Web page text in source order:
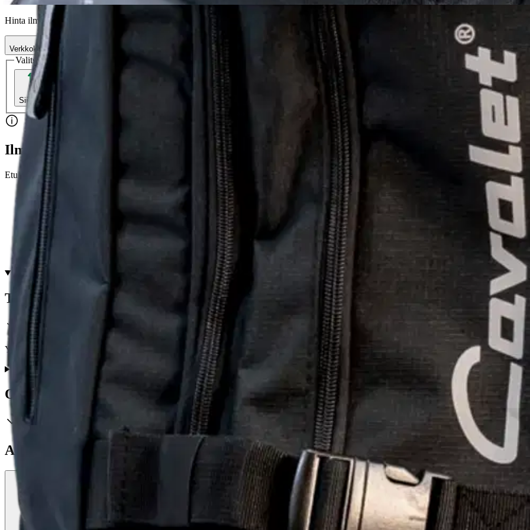
Hinta ilman S-Etukorttia:
Verkkokaupan hinta
Valitse toimitustapa
Nouto myymälästä
Ilmainen
Siirry valitsemaan myymälä
Ilmainen toimitus yli 100 €:n tilauksille Postin pakettiautomaattiin tai
Etu ei koske Suuri‑lisäpalvelulla toimitettavia tuotteita.
Tarkista myymäläsaatavuus
Tuotekuvaus
Yhdessä lentolaukku ja reppu pehmustetulla tietokonelokerolla.
Ominaisuudet
Arviot